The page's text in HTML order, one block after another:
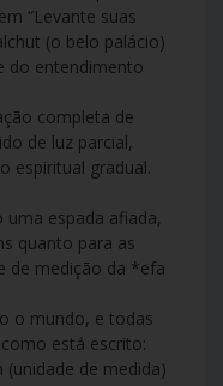
“Levante suas
(o belo palácio)
do entendimento
completa de
de luz parcial,
espiritual gradual.
espada afiada,
quanto para as
de medição da *efa
o mundo, e todas
está escrito: